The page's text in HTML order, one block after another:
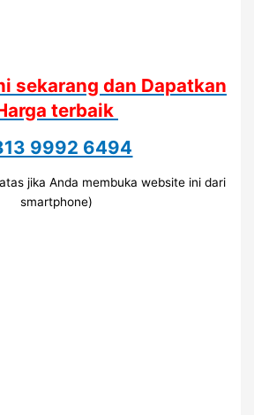
sekarang dan Dapatkan
terbaik
9992 6494
jika Anda membuka website ini dari
smartphone)